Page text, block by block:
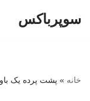
سوپرباکس
خانه » پشت پرده یک